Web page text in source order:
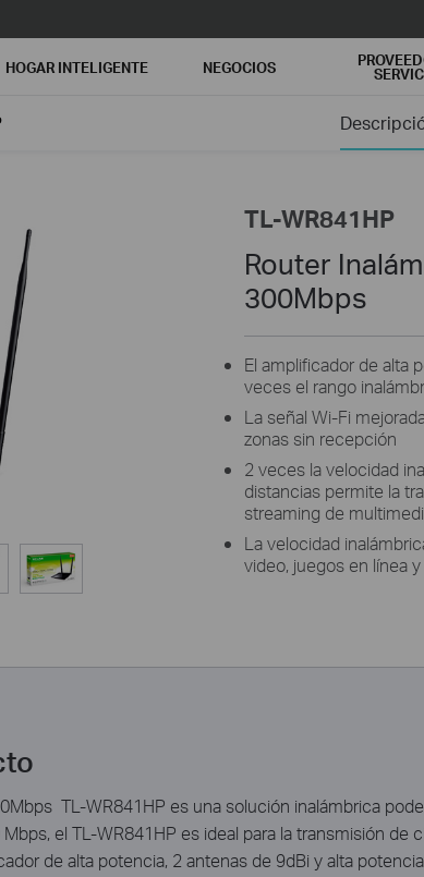
HOGAR INTELIGENTE NEGOCIOS
TL-WR841HP
Router
300Mbps
El amplificador de alta
veces el rango
La señal Wi-Fi
zonas sin recepción
2 veces la velocidad
distancias permite la
streaming de
La velocidad
video, juegos en línea y
TL-WR841HP es una solución inalámbrica
el TL-WR841HP es ideal para la transmisión de
de alta potencia, 2 antenas de 9dBi y alta